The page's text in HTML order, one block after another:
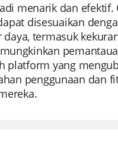
menarik dan efektif.
disesuaikan
termasuk
platform yang
penggunaan dan